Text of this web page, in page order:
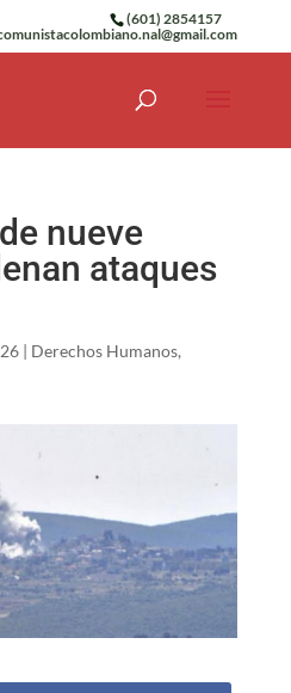
(601) 2854157
nueve
ataques
| Derechos Humanos,